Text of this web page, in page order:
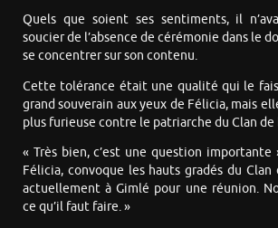
Quels que soient ses sentiments, il
soucier de l’absence de cérémonie dans le
se concentrer sur son contenu.
Cette tolérance était une qualité qui le
grand souverain aux yeux de Félicia, mais
plus furieuse contre le patriarche du Clan de
« Très bien, c’est une question importante
Félicia, convoque les hauts gradés du Clan
actuellement à Gimlé pour une réunion.
ce qu’il faut faire. »